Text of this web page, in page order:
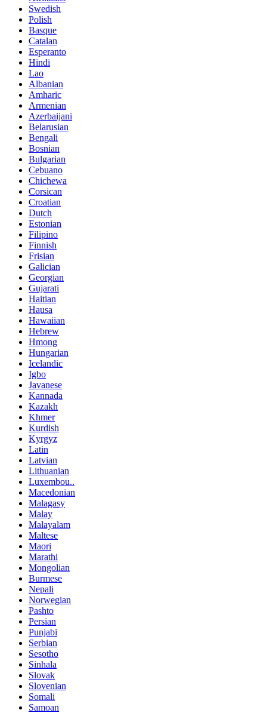
Swedish
Polish
Basque
Catalan
Esperanto
Hindi
Lao
Albanian
Amharic
Armenian
Azerbaijani
Belarusian
Bengali
Bosnian
Bulgarian
Cebuano
Chichewa
Corsican
Croatian
Dutch
Estonian
Filipino
Finnish
Frisian
Galician
Georgian
Gujarati
Haitian
Hausa
Hawaiian
Hebrew
Hmong
Hungarian
Icelandic
Igbo
Javanese
Kannada
Kazakh
Khmer
Kurdish
Kyrgyz
Latin
Latvian
Lithuanian
Luxembou..
Macedonian
Malagasy
Malay
Malayalam
Maltese
Maori
Marathi
Mongolian
Burmese
Nepali
Norwegian
Pashto
Persian
Punjabi
Serbian
Sesotho
Sinhala
Slovak
Slovenian
Somali
Samoan